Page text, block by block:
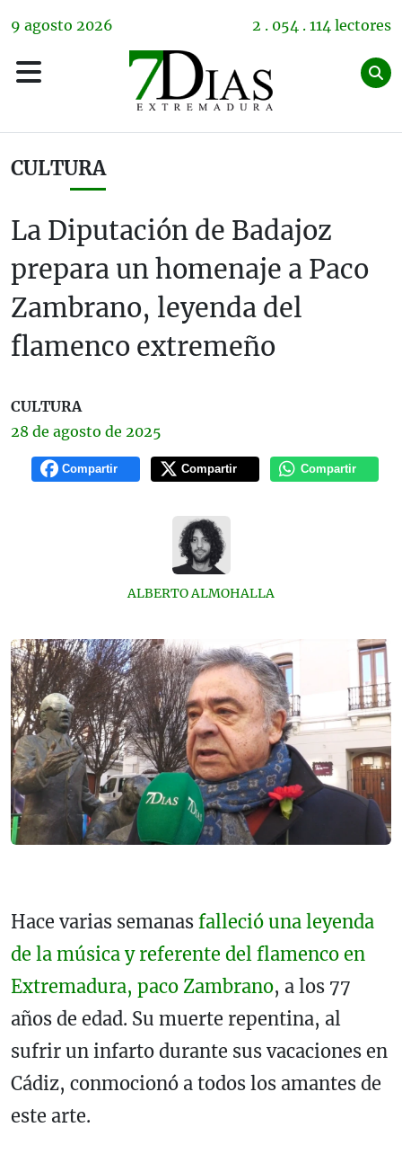
9 agosto 2026 2 . 054 . 114 lectores
CULTURA
La Diputación de Badajoz
prepara un homenaje a Paco
Zambrano, leyenda del
flamenco extremeño
CULTURA
28 de agosto de 2025
Compartir Compartir Compartir
ALBERTO ALMOHALLA
Hace varias semanas falleció una leyenda
de la música y referente del flamenco en
Extremadura, paco Zambrano, a los 77
años de edad. Su muerte repentina, al
sufrir un infarto durante sus vacaciones en
Cádiz, conmocionó a todos los amantes de
este arte.